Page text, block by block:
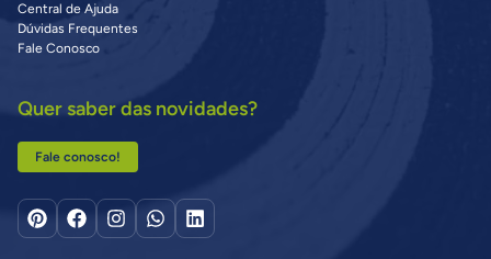
Central de Ajuda
Dúvidas Frequentes
Fale Conosco
Quer saber das novidades?
Fale conosco!